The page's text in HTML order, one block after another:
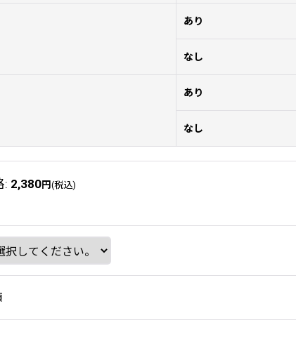
あり
なし
あり
なし
: 2,380円 (税込)